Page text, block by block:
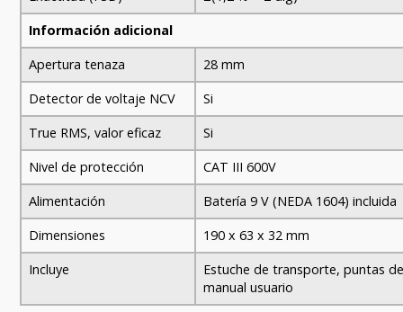
Información adicional
Apertura tenaza
28 mm
Detector de voltaje NCV
Si
True RMS, valor eficaz
Si
Nivel de protección
CAT III 600V
Alimentación
Batería 9 V (NEDA 1604) incluida
Dimensiones
190 x 63 x 32 mm
Incluye
Estuche de transporte, puntas
manual usuario